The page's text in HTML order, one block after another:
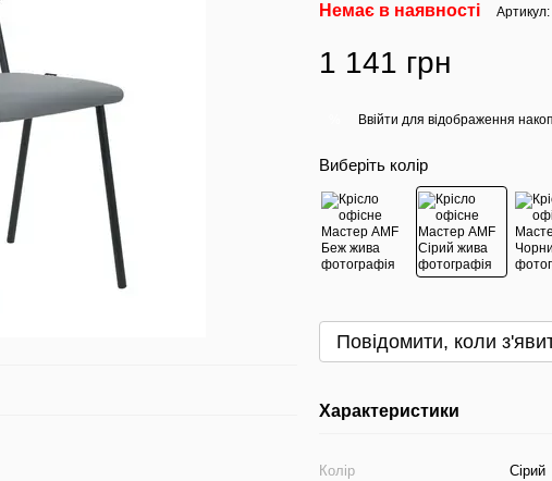
Немає в наявності
1 141 грн
Ввійти для відображення
Виберіть колір
Повідомити, коли
Характеристики
Колір
Сірий